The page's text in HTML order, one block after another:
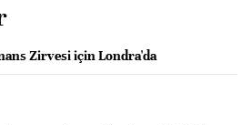
Zirvesi için Londra'da